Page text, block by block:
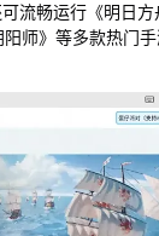
流畅运行《明日
师》等多款热门